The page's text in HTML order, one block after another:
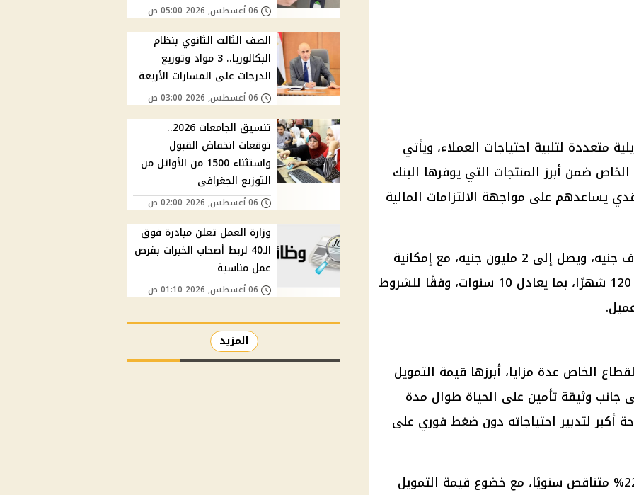
متعددة لتلبية احتياجات العملاء، ويأتي
ضمن أبرز المنتجات التي يوفرها البنك
يساعدهم على مواجهة الالتزامات المالية
ويمنح البرنامج تمويلًا يبدأ من 5 آلاف جنيه، ويصل إلى 2 مليون جنيه، مع إمكانية
السداد على فترة طويلة تصل إلى 120 شهرًا، بما يعادل 10 سنوات، وفقًا للشروط
الخاص عدة مزايا، أبرزها قيمة التمويل
جانب وثيقة تأمين على الحياة طوال مدة
أكبر لتدبير احتياجاته دون ضغط فوري على
ويبدأ سعر العائد على القرض من 22% متناقص سنويًا، مع خضوع قيمة التمويل
06 أغسطس, 2026 05:00 ص
الصف الثالث الثانوي بنظام
البكالوريا.. 3 مواد وتوزيع
الدرجات على المسارات الأربعة
06 أغسطس, 2026 03:00 ص
تنسيق الجامعات 2026..
توقعات انخفاض القبول
واستثناء 1500 من الأوائل من
التوزيع الجغرافي
06 أغسطس, 2026 02:00 ص
وزارة العمل تعلن مبادرة فوق
الـ40 لربط أصحاب الخبرات بفرص
عمل مناسبة
06 أغسطس, 2026 01:10 ص
المزيد